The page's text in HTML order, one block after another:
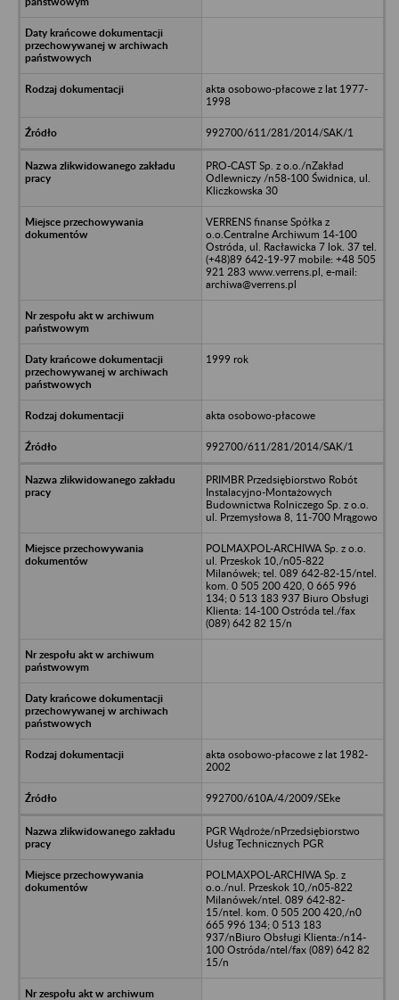
akta osobowo-płacowe z lat 1977-
1998
992700/611/281/2014/SAK/1
PRO-CAST Sp. z o.o./nZakład
Odlewniczy /n58-100 Świdnica, ul.
Kliczkowska 30
VERRENS finanse Spółka z
o.o.Centralne Archiwum 14-100
Ostróda, ul. Racławicka 7 lok. 37 tel.
(+48)89 642-19-97 mobile: +48 505
921 283 www.verrens.pl, e-mail:
archiwa@verrens.pl
1999 rok
akta osobowo-płacowe
992700/611/281/2014/SAK/1
PRIMBR Przedsiębiorstwo Robót
Instalacyjno-Montażowych
Budownictwa Rolniczego Sp. z o.o.
ul. Przemysłowa 8, 11-700 Mrągowo
POLMAXPOL-ARCHIWA Sp. z o.o.
ul. Przeskok 10,/n05-822
Milanówek; tel. 089 642-82-15/ntel.
kom. 0 505 200 420, 0 665 996
134; 0 513 183 937 Biuro Obsługi
Klienta: 14-100 Ostróda tel./fax
(089) 642 82 15/n
akta osobowo-płacowe z lat 1982-
2002
992700/610A/4/2009/SEke
PGR Wądroże/nPrzedsiębiorstwo
Usług Technicznych PGR
POLMAXPOL-ARCHIWA Sp. z
o.o./nul. Przeskok 10,/n05-822
Milanówek/ntel. 089 642-82-
15/ntel. kom. 0 505 200 420,/n0
665 996 134; 0 513 183
937/nBiuro Obsługi Klienta:/n14-
100 Ostróda/ntel/fax (089) 642 82
15/n